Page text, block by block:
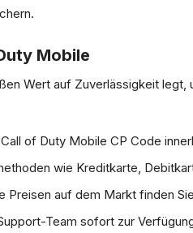
Mobile
Wert auf Zuverlässigkeit
of Duty Mobile CP Code
wie Kreditkarte,
auf dem Markt finden
Team sofort zur